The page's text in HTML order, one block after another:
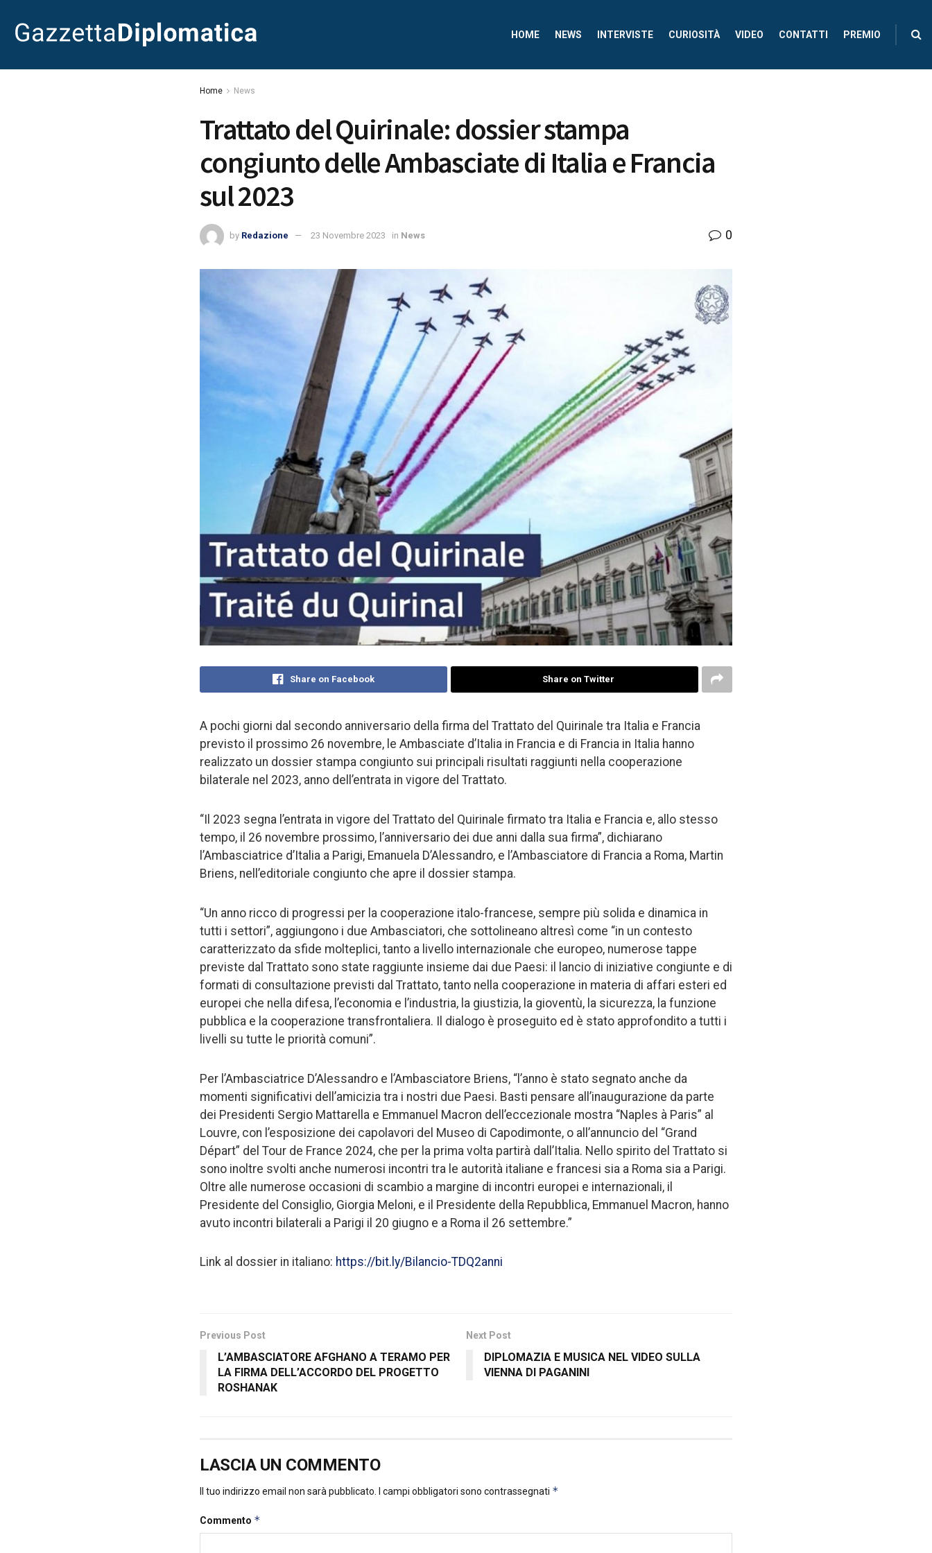
HOME NEWS INTERVISTE CURIOSITÀ VIDEO CONTATTI PREMIO
Home News
Trattato del Quirinale: dossier stampa
congiunto delle Ambasciate di Italia e Francia
sul 2023
by Redazione 23 Novembre 2023 in News 0
Share on Facebook Share on Twitter
A pochi giorni dal secondo anniversario della firma del Trattato del Quirinale tra Italia e Francia
previsto il prossimo 26 novembre, le Ambasciate d’Italia in Francia e di Francia in Italia hanno
realizzato un dossier stampa congiunto sui principali risultati raggiunti nella cooperazione
bilaterale nel 2023, anno dell’entrata in vigore del Trattato.
“Il 2023 segna l’entrata in vigore del Trattato del Quirinale firmato tra Italia e Francia e, allo stesso
tempo, il 26 novembre prossimo, l’anniversario dei due anni dalla sua firma”, dichiarano
l’Ambasciatrice d’Italia a Parigi, Emanuela D’Alessandro, e l’Ambasciatore di Francia a Roma, Martin
Briens, nell’editoriale congiunto che apre il dossier stampa.
“Un anno ricco di progressi per la cooperazione italo-francese, sempre più solida e dinamica in
tutti i settori”, aggiungono i due Ambasciatori, che sottolineano altresì come “in un contesto
caratterizzato da sfide molteplici, tanto a livello internazionale che europeo, numerose tappe
previste dal Trattato sono state raggiunte insieme dai due Paesi: il lancio di iniziative congiunte e di
formati di consultazione previsti dal Trattato, tanto nella cooperazione in materia di affari esteri ed
europei che nella difesa, l’economia e l’industria, la giustizia, la gioventù, la sicurezza, la funzione
pubblica e la cooperazione transfrontaliera. Il dialogo è proseguito ed è stato approfondito a tutti i
livelli su tutte le priorità comuni”.
Per l’Ambasciatrice D’Alessandro e l’Ambasciatore Briens, “l’anno è stato segnato anche da
momenti significativi dell’amicizia tra i nostri due Paesi. Basti pensare all’inaugurazione da parte
dei Presidenti Sergio Mattarella e Emmanuel Macron dell’eccezionale mostra “Naples à Paris” al
Louvre, con l’esposizione dei capolavori del Museo di Capodimonte, o all’annuncio del “Grand
Départ” del Tour de France 2024, che per la prima volta partirà dall’Italia. Nello spirito del Trattato si
sono inoltre svolti anche numerosi incontri tra le autorità italiane e francesi sia a Roma sia a Parigi.
Oltre alle numerose occasioni di scambio a margine di incontri europei e internazionali, il
Presidente del Consiglio, Giorgia Meloni, e il Presidente della Repubblica, Emmanuel Macron, hanno
avuto incontri bilaterali a Parigi il 20 giugno e a Roma il 26 settembre.”
Link al dossier in italiano: https://bit.ly/Bilancio-TDQ2anni
Previous Post
L’AMBASCIATORE AFGHANO A TERAMO PER
LA FIRMA DELL’ACCORDO DEL PROGETTO
ROSHANAK
Next Post
DIPLOMAZIA E MUSICA NEL VIDEO SULLA
VIENNA DI PAGANINI
LASCIA UN COMMENTO
Il tuo indirizzo email non sarà pubblicato. I campi obbligatori sono contrassegnati *
Commento *